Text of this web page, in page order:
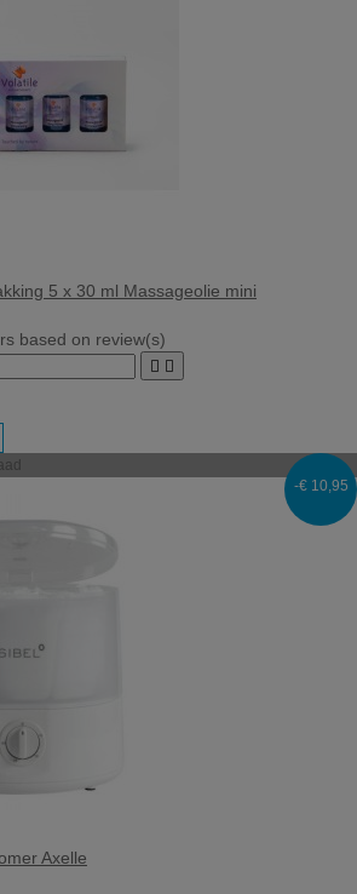
5 x 30 ml Massageolie mini
based on review(s)
 
-€ 10,95
Axelle